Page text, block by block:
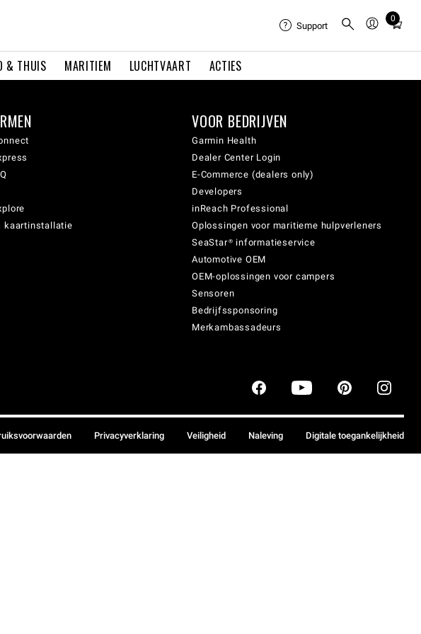
& THUIS MARITIEM LUCHTVAART ACTIES
Support
0
Total
cart:
kaartinstallatie
VOOR BEDRIJVEN
Garmin Health
Dealer Center Login
E-Commerce (dealers only)
Developers
inReach Professional
Oplossingen voor maritieme hulpverleners
SeaStar® informatieservice
Automotive OEM
OEM-oplossingen voor campers
Sensoren
Bedrijfssponsoring
Merkambassadeurs
Privacyverklaring Veiligheid Naleving Digitale toegankelijkheid